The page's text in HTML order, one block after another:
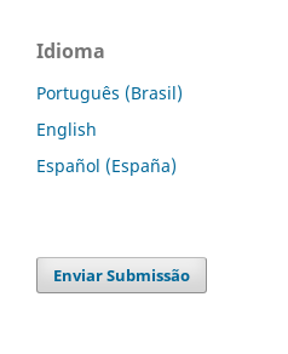
Idioma
Português (Brasil)
English
Español (España)
Enviar Submissão